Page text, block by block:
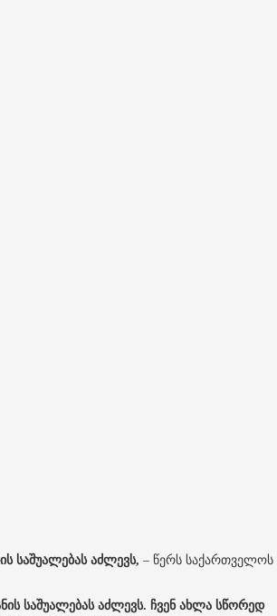
საშუალებას აძლევს, – წერს საქართველოს
საშუალებას აძლევს. ჩვენ ახლა სწორედ